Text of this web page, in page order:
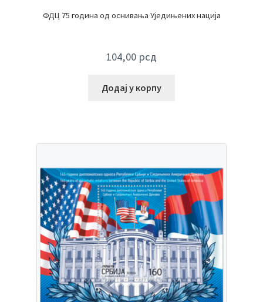
ФДЦ 75 година од оснивања Уједињених нација
104,00 рсд
Додај у корпу